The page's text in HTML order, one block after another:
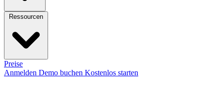
Preise
Anmelden Demo buchen Kostenlos starten